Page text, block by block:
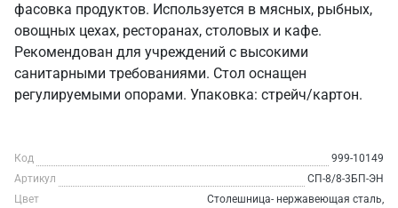
фасовка продуктов. Используется в мясных, рыбных,
овощных цехах, ресторанах, столовых и кафе.
Рекомендован для учреждений с высокими
санитарными требованиями. Стол оснащен
регулируемыми опорами. Упаковка: стрейч/картон.
Код
999-10149
Артикул
СП-8/8-3БП-ЭН
Цвет
Столешница- нержавеющая сталь,